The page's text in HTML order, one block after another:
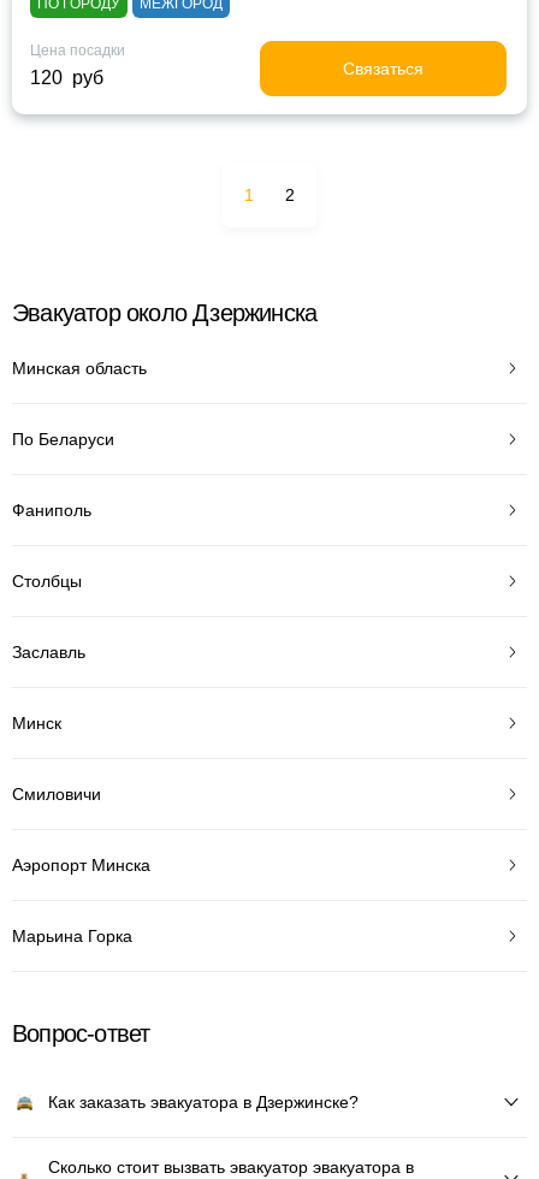
ПО ГОРОДУ МЕЖГОРОД
Цена посадки
120 руб Связаться
1 2
Эвакуатор около Дзержинска
Минская область
По Беларуси
Фаниполь
Столбцы
Заславль
Минск
Смиловичи
Аэропорт Минска
Марьина Горка
Вопрос-ответ
Как заказать эвакуатора в Дзержинске?
Сколько стоит вызвать эвакуатор эвакуатора в